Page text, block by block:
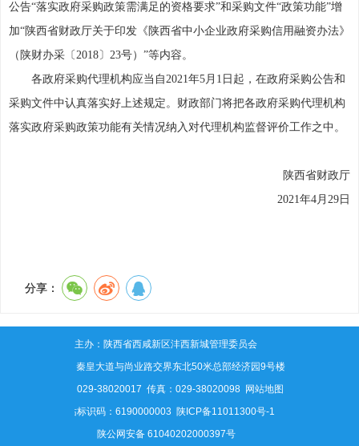
公告“落实政府采购政策需满足的资格要求”和采购文件“政策功能”增
加“陕西省财政厅关于印发《陕西省中小企业政府采购信用融资办法》
（陕财办采〔2018〕23号）”等内容。
各政府采购代理机构应当自2021年5月1日起，在政府采购公告和
采购文件中认真落实好上述规定。财政部门将把各政府采购代理机构
落实政府采购政策功能有关情况纳入对代理机构监督评价工作之中。
陕西省财政厅
2021年4月29日
分享：
主办：陕西省西咸新区沣西新城管理委员会
地址：秦皇大道与尚业路交界东北50米总部经济园9号楼
电话：029-38020017 传真：029-38020098 网站地图
网站标识码：6190000003 陕ICP备11011300号-1
陕公网安备 61040202000397号